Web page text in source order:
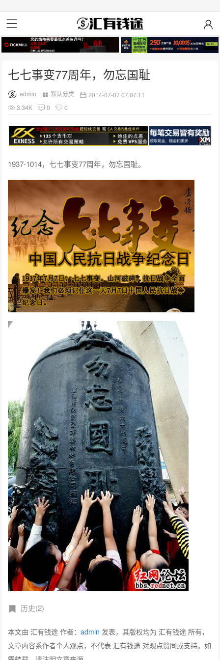
七七事变77周年，勿忘国耻
admin 默认分类
2014-07-07 07:07:11
3.34K
0 0
1937-1014，七七事变77周年，勿忘国耻。
历史(2)
本文由 汇有钱途 作者：admin 发表，其版权均为 汇有钱途 所有，
文章内容系作者个人观点，不代表 汇有钱途 对观点赞同或支持。如